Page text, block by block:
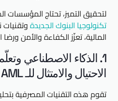
لتحقيق التميز، تحتاج المؤسسات
تكنولوجيا البنوك الجديدة
المالية، تعزّز الكفاءة والأمن
1. الذكاء الاصطناعي
الاحتيال والامتثال للـ AML
تقوم هذه التقنيات المصرفية